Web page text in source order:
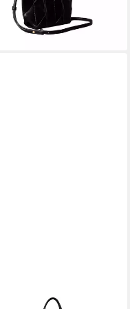
- in 1-2 Werktagen bei dir
EMBLEM MESH